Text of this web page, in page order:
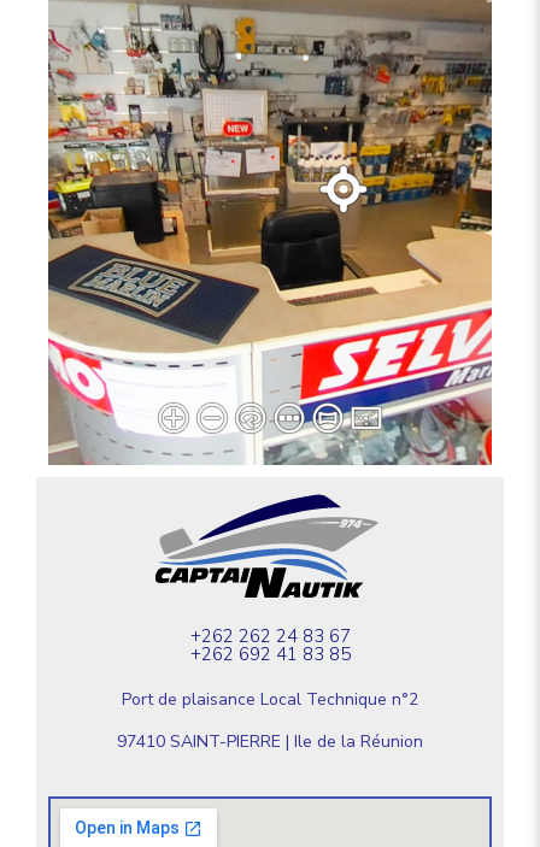
+262 262 24 83 67
+262 692 41 83 85
Port de plaisance Local Technique n°2
97410 SAINT-PIERRE | Ile de la Réunion